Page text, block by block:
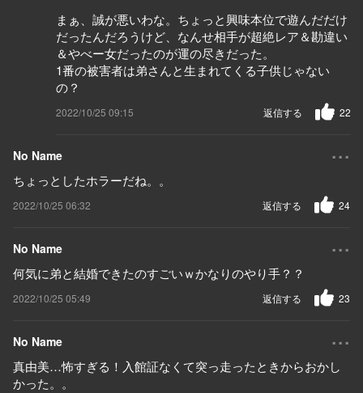
まぁ、誠が悪いわな。ちょっと興味本位で遊んだだけ
だったんだろうけど、なんせ相手が超絶レア＆勘違い
＆やべー女だったのが運の尽きだった。
1番の被害者は弟さんと生まれてくる子供じゃない
の？
2022/10/25 09:15 22
返信する
No Name ...
ちょっとしたホラーだね。。
2022/10/25 06:32 24
返信する
No Name ...
何気に弟と結婚できたのすごいｗかなりのやり手？？
2022/10/25 05:49 23
返信する
No Name ...
真由美…怖すぎる！入館証なくて突っ走ったときからおかし
かった。。